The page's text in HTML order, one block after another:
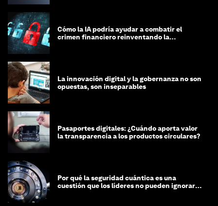
Cómo la IA podría ayudar a combatir el
crimen financiero reinventando la
La innovación digital y la gobernanza no son
opuestas, son inseparables
Pasaportes digitales: ¿Cuándo aporta valor
la transparencia a los productos circulares?
Por qué la seguridad cuántica es una
cuestión que los líderes no pueden ignorar